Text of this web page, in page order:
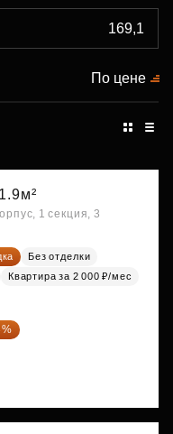
По цене
1 секция, 3
Без отделки
Квартира за 2 000 ₽/мес